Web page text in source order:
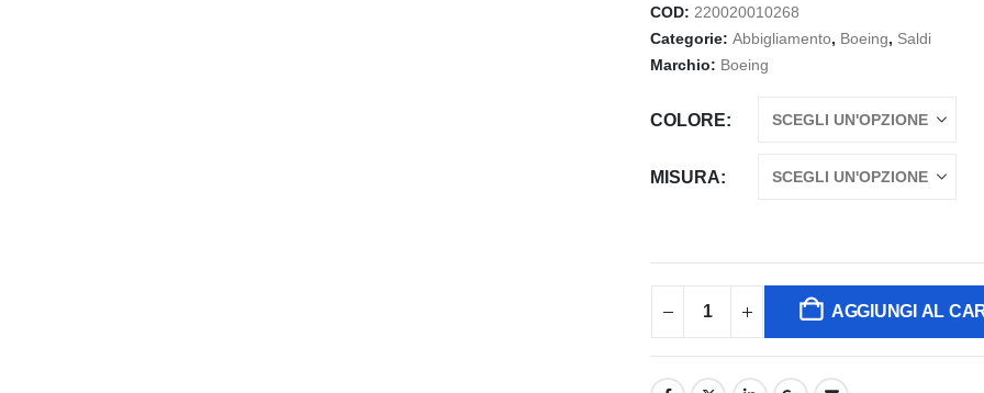
COD: 220020010268
Categorie: Abbigliamento, Boeing, Saldi
Marchio: Boeing
COLORE
MISURA
AGGIUNGI AL